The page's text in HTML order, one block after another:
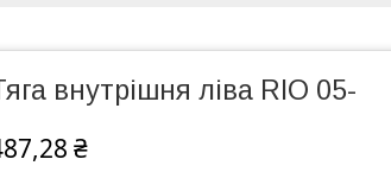
внутрішня ліва RIO 05-
₴